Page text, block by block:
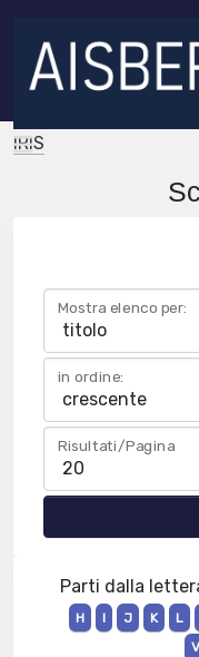
IRIS
Mostra elenco per:
in ordine:
Risultati/Pagina
Parti dalla
H
I J K L
V